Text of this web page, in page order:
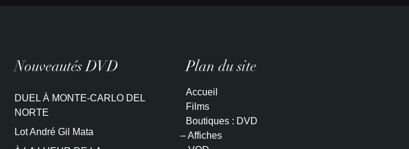
Nouveautés DVD
DUEL À MONTE-CARLO DEL
NORTE
Lot André Gil Mata
Plan du site
Accueil
Films
Boutiques : DVD
– Affiches